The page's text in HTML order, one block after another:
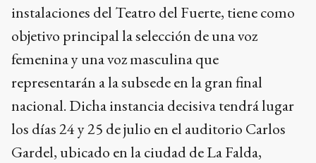
instalaciones del Teatro del Fuerte, tiene como
objetivo principal la selección de una voz
femenina y una voz masculina que
representarán a la subsede en la gran final
nacional. Dicha instancia decisiva tendrá lugar
los días 24 y 25 de julio en el auditorio Carlos
Gardel, ubicado en la ciudad de La Falda,